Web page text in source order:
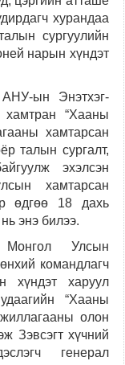
хурандаа
сургуулийн
нарын хүндэт
ын Энэтхэг-
“Хааны
хамтарсан
талын сургалт,
эхэлсэн
хамтарсан
өдгөө 18 дахь
энэ билээ.
Улсын
командлагч
хүндэт харуул
“Хааны
олон
Зэвсэгт хүчний
генерал